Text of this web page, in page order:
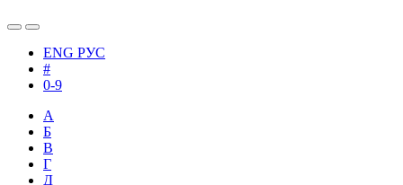
ENG РУС
#
0-9
А
Б
В
Г
Д